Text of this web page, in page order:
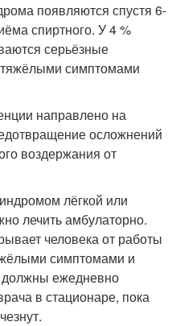
появляются спустя 6-
спиртного. У 4 %
серьёзные
симптомами
направлено на
осложнений
воздержания от
лёгкой или
лечить амбулаторно.
человека от работы
симптомами и
ежедневно
в стационаре, пока